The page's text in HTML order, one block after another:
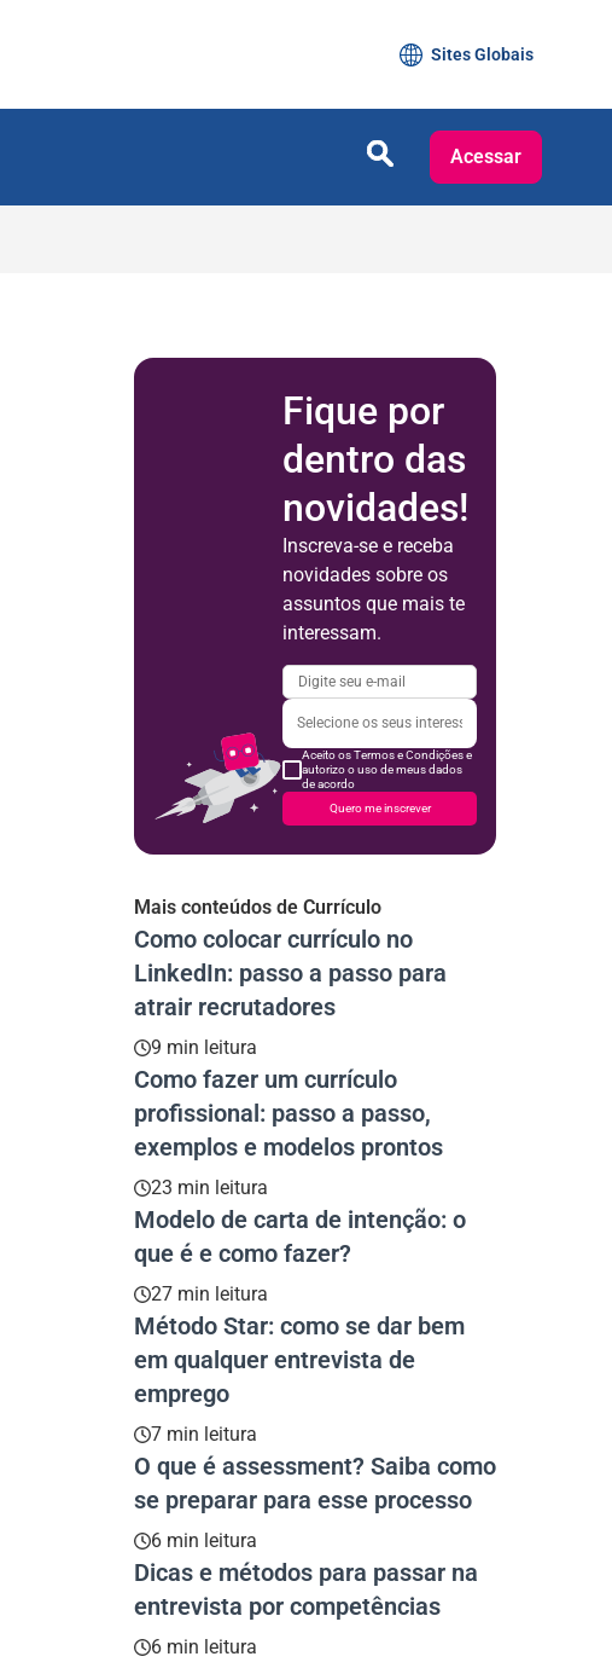
Sites Globais
Acessar
Fique por
dentro das
novidades!
Inscreva-se e receba
novidades sobre os
assuntos que mais te
interessam.
Aceito os Termos e Condições e
autorizo o uso de meus dados
de acordo
Quero me inscrever
Mais conteúdos de Currículo
Como colocar currículo no
LinkedIn: passo a passo para
atrair recrutadores
9 min leitura
Como fazer um currículo
profissional: passo a passo,
exemplos e modelos prontos
23 min leitura
Modelo de carta de intenção: o
que é e como fazer?
27 min leitura
Método Star: como se dar bem
em qualquer entrevista de
emprego
7 min leitura
O que é assessment? Saiba como
se preparar para esse processo
6 min leitura
Dicas e métodos para passar na
entrevista por competências
6 min leitura